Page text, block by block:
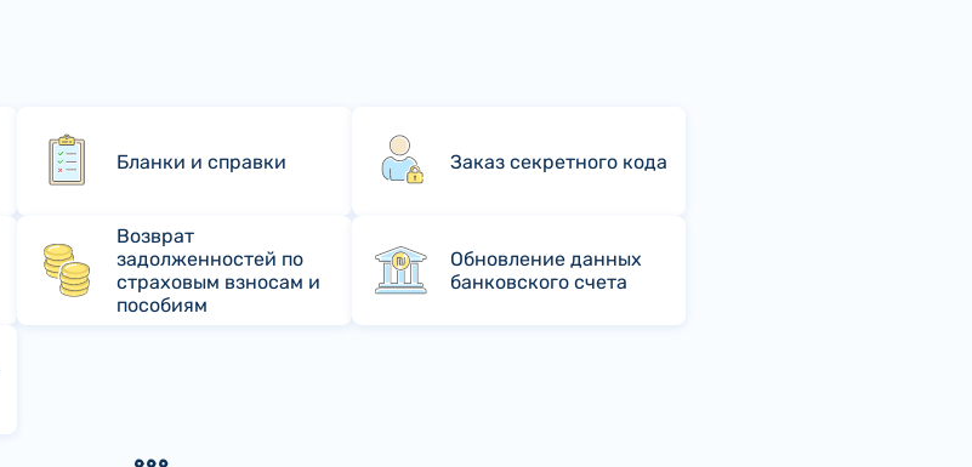
Бланки и справки Заказ секретного кода
Возврат
задолженностей по
страховым взносам и
пособиям
Обновление данных
банковского счета